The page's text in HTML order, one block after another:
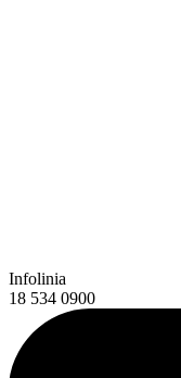
Infolinia
18 534 0900